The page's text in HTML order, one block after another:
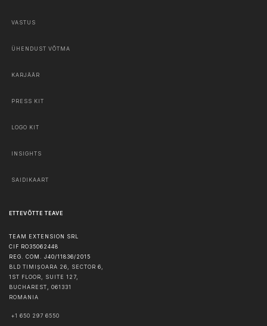
VASTUS
ÜHENDUST VÕTMA
KARJÄÄR
PRESS KIT
LOGO KIT
INSIGHTS
SAIDIKAART
ETTEVÕTTE TEAVE
TEAM EXTENSION SRL
CIF RO35062448
REG. COM. J40/11836/2015
BLD TIMIȘOARA 26, SECTOR 6,
1ST FLOOR, SUITE 127,
BUCHAREST, 061331
ROMANIA
+1 650 297 6550